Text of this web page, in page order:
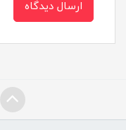
ارسال دیدگاه